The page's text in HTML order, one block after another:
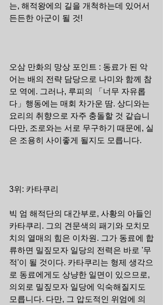
는, 해적왕에의 길을 개척하는데 있어서
든든한 아군이 될 것!
오삼 만화의 망상 포인트 : 동료가 된 악
어는 배의 전략 담당으로 나미와 함께 참
모 역에. 그러나, 루피의 「너무 자유롭
다」행동에는 매회 차가운 땀. 상디와는
요리의 취향으로 자주 충돌할 것 같습니
다만, 조로와는 서로 무구하기 때문에, 실
은 조용히 사이좋게 될지도 모릅니다.
3위: 카타쿠리
빅 엄 해적단의 대간부로, 사황의 아들인
카타쿠리. 그의 견문색의 패기와 모치모
치의 열매의 힘은 이차원. 그가 동료에 합
류하면 밀짚모자 일당의 전력은 바로 '무
적'이 될 것이다. 카타쿠리는 형제 생각으
로 동료에게도 상냥한 일면이 있으므로,
의외로 밀짚모자 일당에 익숙해질지도
모릅니다. 다만, 그 압도적인 위엄에 의